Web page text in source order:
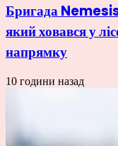
Бригада
який ховався у
напрямку
10 години назад